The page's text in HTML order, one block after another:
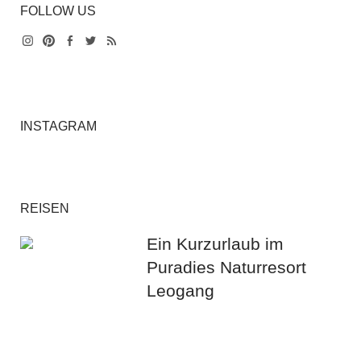
FOLLOW US
INSTAGRAM
REISEN
Ein Kurzurlaub im
Puradies Naturresort
Leogang